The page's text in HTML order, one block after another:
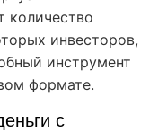
количество
инвесторов,
инструмент
формате.
с